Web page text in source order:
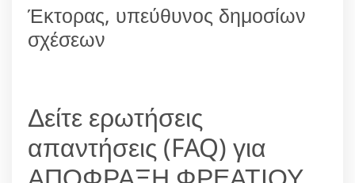
Έκτορας, υπεύθυνος δημοσίων
σχέσεων
Δείτε ερωτήσεις
απαντήσεις (FAQ) για